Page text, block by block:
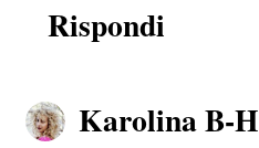
Rispondi
Karolina B-H